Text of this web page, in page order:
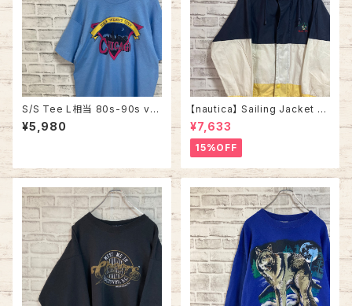
S/S Tee L相当 80s-90s vin
tage “CHICAGO” スーベニア
Tシャツ シティビュー 街並み シ
¥5,980
【nautica】 Sailing Jacket L
相当 90s “Old nautica”ノー
ティカ 切替 セーリングジャケッ
ト 刺繍ロゴ 胸ロゴ 旧タグ アウ
ター アメリカ USA 古着
¥7,633
15%OFF